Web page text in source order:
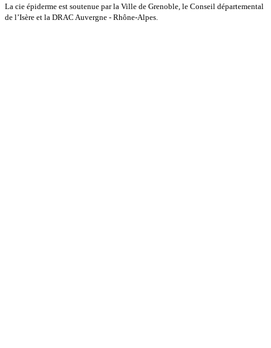
La cie épiderme est soutenue par la Ville de Grenoble, le Conseil départemental
de l’Isère et la DRAC Auvergne - Rhône-Alpes.